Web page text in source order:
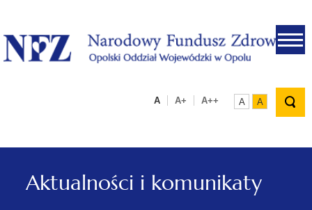
.
A A+ A++ A A
Aktualności i komunikaty